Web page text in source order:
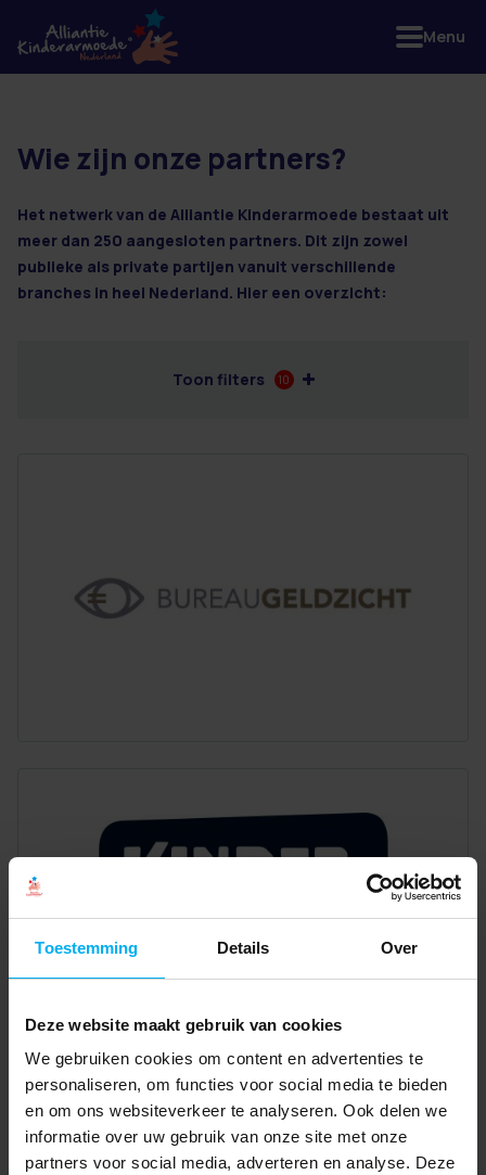
Toestemming Details Over
Deze website maakt gebruik van cookies
We gebruiken cookies om content en advertenties te
personaliseren, om functies voor social media te bieden
en om ons websiteverkeer te analyseren. Ook delen we
informatie over uw gebruik van onze site met onze
partners voor social media, adverteren en analyse. Deze
4 resultaten
Wie zijn onze partners?
Het netwerk van de Alliantie Kinderarmoede bestaat uit
meer dan 250 aangesloten partners. Dit zijn zowel
publieke als private partijen vanuit verschillende
branches in heel Nederland. Hier een overzicht:
Toon filters 10
Menu